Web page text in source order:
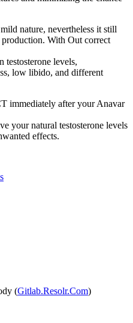
nature, nevertheless it still
production. With Out correct
testosterone levels,
low libido, and different
immediately after your Anavar
your natural testosterone levels
effects.
(Gitlab.Resolr.Com)